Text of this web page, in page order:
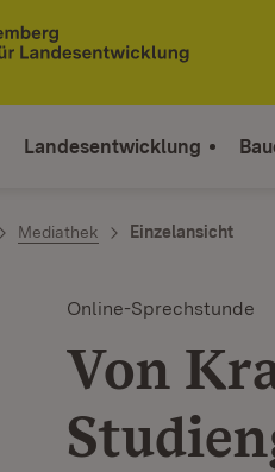
Landesentwicklung
Mediathek Einzelansicht
Online-Sprechstunde
Von